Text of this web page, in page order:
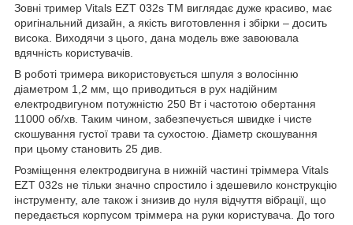
Зовні тример Vitals EZT 032s ТМ виглядає дуже красиво, має
оригінальний дизайн, а якість виготовлення і збірки – досить
висока. Виходячи з цього, дана модель вже завоювала
вдячність користувачів.
В роботі тримера використовується шпуля з волосінню
діаметром 1,2 мм, що приводиться в рух надійним
електродвигуном потужністю 250 Вт і частотою обертання
11000 об/хв. Таким чином, забезпечується швидке і чисте
скошування густої трави та сухостою. Діаметр скошування
при цьому становить 25 див.
Розміщення електродвигуна в нижній частині тріммера Vitals
EZT 032s не тільки значно спростило і здешевило конструкцію
інструменту, але також і знизив до нуля відчуття вібрації, що
передається корпусом тріммера на руки користувача. До того